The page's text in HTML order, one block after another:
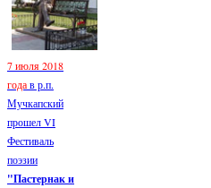
7 июля 2018
годав р.п.
Мучкапский
прошел VI
Фестиваль
поэзии
"Пастернак и